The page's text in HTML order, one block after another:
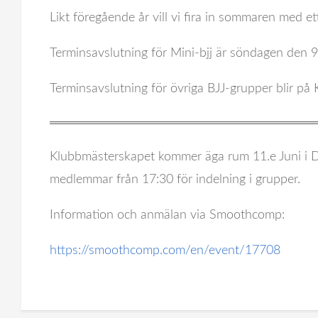
Likt föregående år vill vi fira in sommaren med
Terminsavslutning för Mini-bjj är söndagen den
Terminsavslutning för övriga BJJ-grupper blir
Klubbmästerskapet kommer äga rum 11.e Juni i
medlemmar från 17:30 för indelning i grupper.
Information och anmälan via Smoothcomp:
https://smoothcomp.com/en/event/17708